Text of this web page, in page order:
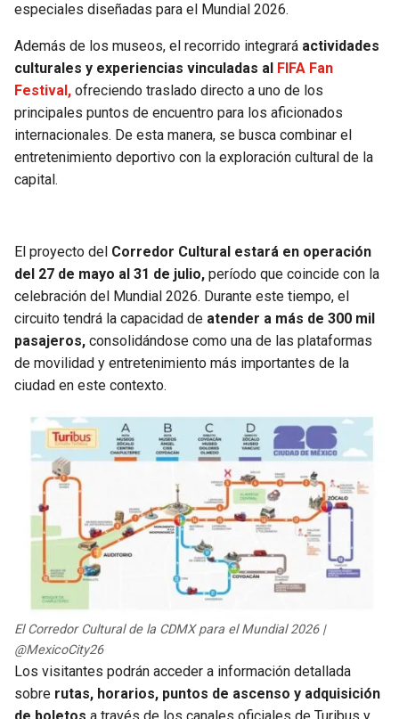
especiales diseñadas para el Mundial 2026.
Además de los museos, el recorrido integrará actividades
culturales y experiencias vinculadas al FIFA Fan
Festival, ofreciendo traslado directo a uno de los
principales puntos de encuentro para los aficionados
internacionales. De esta manera, se busca combinar el
entretenimiento deportivo con la exploración cultural de la
capital.
El proyecto del Corredor Cultural estará en operación
del 27 de mayo al 31 de julio, período que coincide con la
celebración del Mundial 2026. Durante este tiempo, el
circuito tendrá la capacidad de atender a más de 300 mil
pasajeros, consolidándose como una de las plataformas
de movilidad y entretenimiento más importantes de la
ciudad en este contexto.
El Corredor Cultural de la CDMX para el Mundial 2026 |
@MexicoCity26
Los visitantes podrán acceder a información detallada
sobre rutas, horarios, puntos de ascenso y adquisición